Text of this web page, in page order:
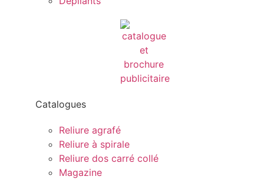
Catalogues
Reliure agrafé
Reliure à spirale
Reliure dos carré collé
Magazine